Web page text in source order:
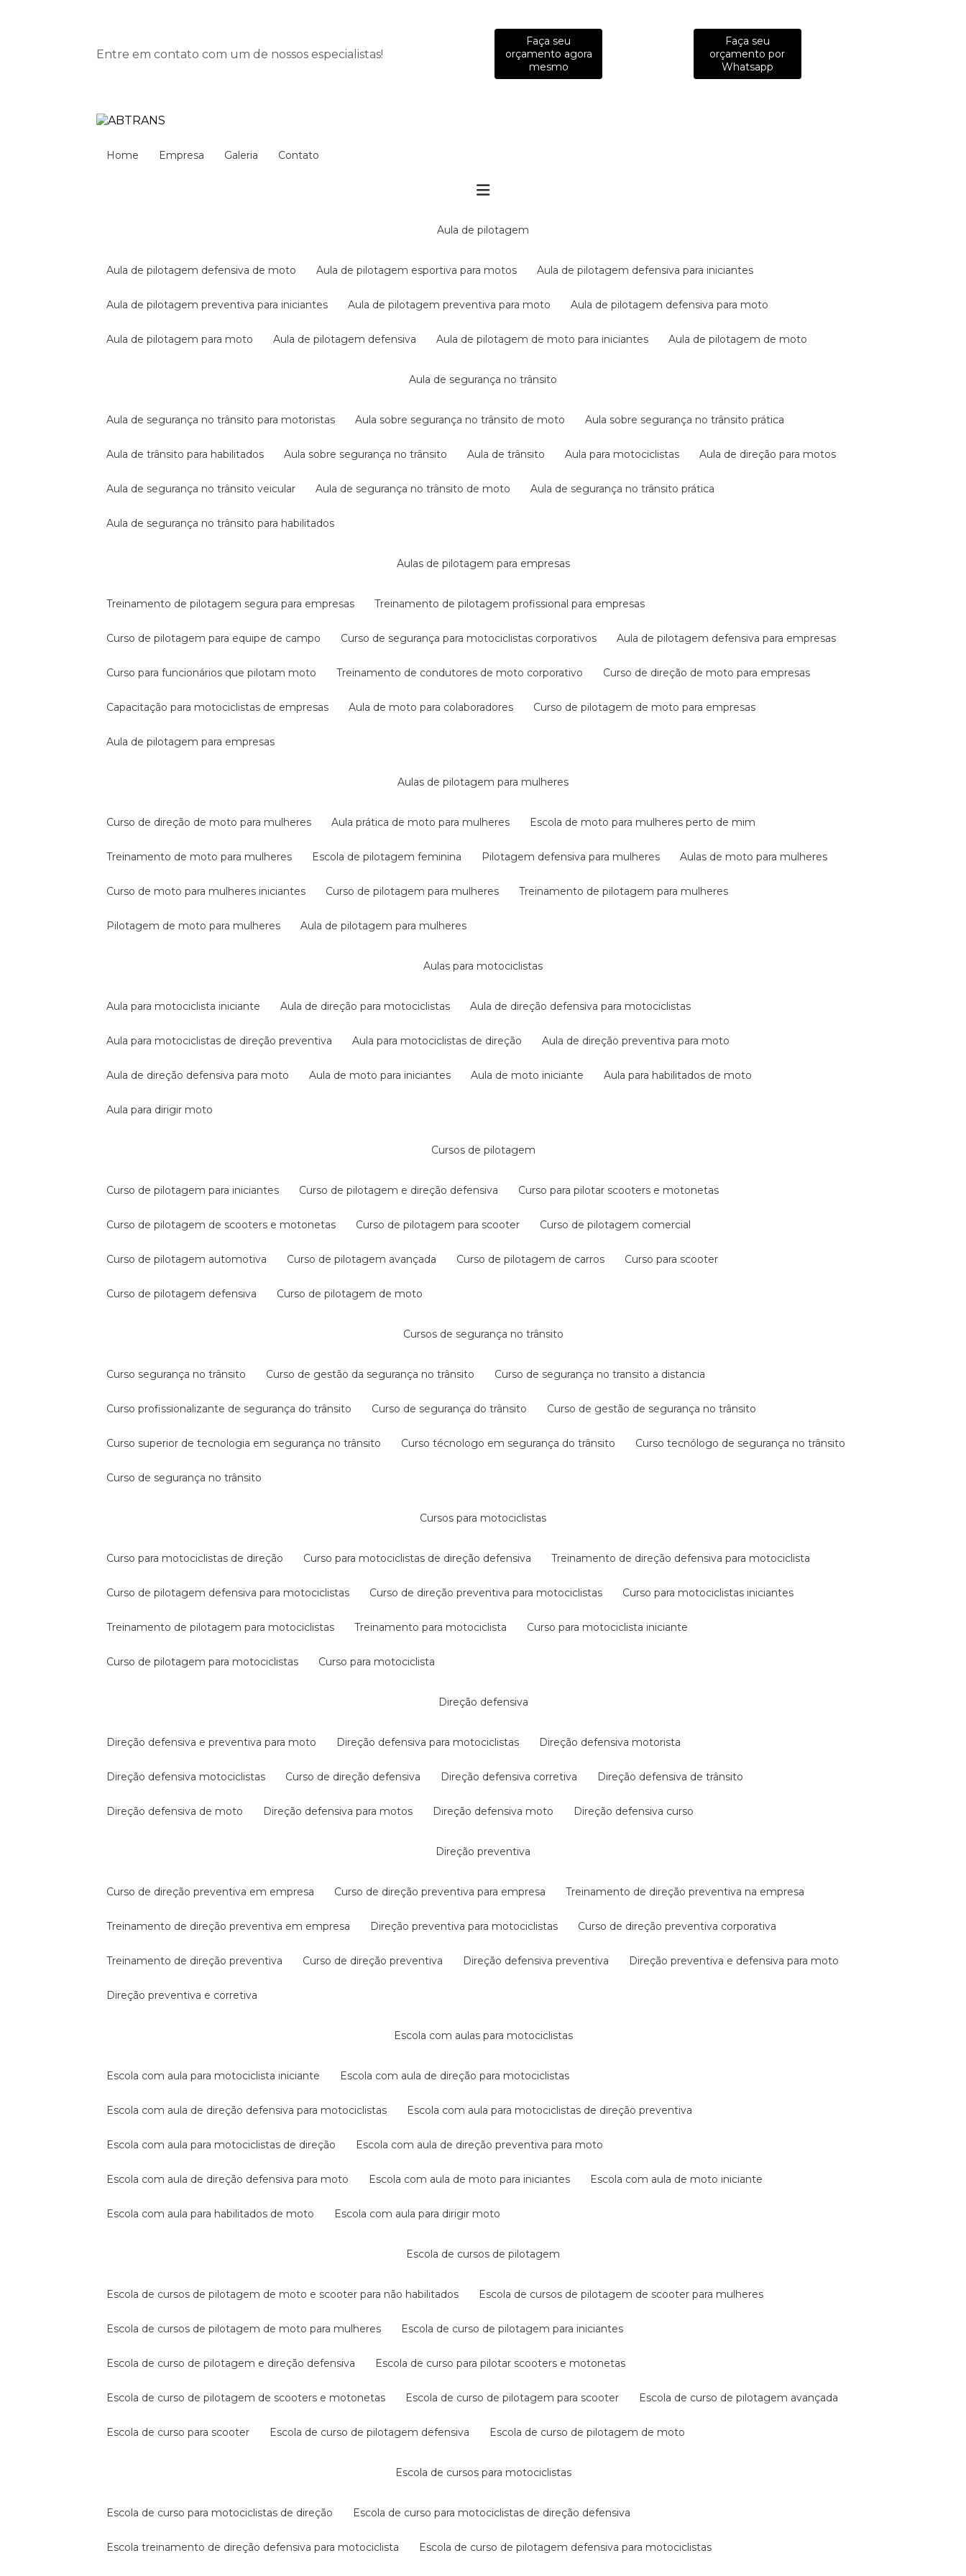
Entre em contato com um de nossos especialistas!
Faça seu
orçamento agora
mesmo
Faça seu
orçamento por
Whatsapp
Home Empresa Galeria Contato
aula de pilotagem
aula de pilotagem defensiva de moto aula de pilotagem esportiva para motos aula de pilotagem defensiva para iniciantes
aula de pilotagem preventiva para iniciantes aula de pilotagem preventiva para moto aula de pilotagem defensiva para moto
aula de pilotagem para moto aula de pilotagem defensiva aula de pilotagem de moto para iniciantes aula de pilotagem de moto
aula de segurança no trânsito
aula de segurança no trânsito para motoristas aula sobre segurança no trânsito de moto aula sobre segurança no trânsito prática
aula de trânsito para habilitados aula sobre segurança no trânsito aula de trânsito aula para motociclistas aula de direção para motos
aula de segurança no trânsito veicular aula de segurança no trânsito de moto aula de segurança no trânsito prática
aula de segurança no trânsito para habilitados
aulas de pilotagem para empresas
treinamento de pilotagem segura para empresas treinamento de pilotagem profissional para empresas
curso de pilotagem para equipe de campo curso de segurança para motociclistas corporativos aula de pilotagem defensiva para empresas
curso para funcionários que pilotam moto treinamento de condutores de moto corporativo curso de direção de moto para empresas
capacitação para motociclistas de empresas aula de moto para colaboradores curso de pilotagem de moto para empresas
aula de pilotagem para empresas
aulas de pilotagem para mulheres
curso de direção de moto para mulheres aula prática de moto para mulheres escola de moto para mulheres perto de mim
treinamento de moto para mulheres escola de pilotagem feminina pilotagem defensiva para mulheres aulas de moto para mulheres
curso de moto para mulheres iniciantes curso de pilotagem para mulheres treinamento de pilotagem para mulheres
pilotagem de moto para mulheres aula de pilotagem para mulheres
aulas para motociclistas
aula para motociclista iniciante aula de direção para motociclistas aula de direção defensiva para motociclistas
aula para motociclistas de direção preventiva aula para motociclistas de direção aula de direção preventiva para moto
aula de direção defensiva para moto aula de moto para iniciantes aula de moto iniciante aula para habilitados de moto
aula para dirigir moto
cursos de pilotagem
curso de pilotagem para iniciantes curso de pilotagem e direção defensiva curso para pilotar scooters e motonetas
curso de pilotagem de scooters e motonetas curso de pilotagem para scooter curso de pilotagem comercial
curso de pilotagem automotiva curso de pilotagem avançada curso de pilotagem de carros curso para scooter
curso de pilotagem defensiva curso de pilotagem de moto
cursos de segurança no trânsito
curso segurança no trânsito curso de gestão da segurança no trânsito curso de segurança no transito a distancia
curso profissionalizante de segurança do trânsito curso de segurança do trânsito curso de gestão de segurança no trânsito
curso superior de tecnologia em segurança no trânsito curso técnologo em segurança do trânsito curso tecnólogo de segurança no trânsito
curso de segurança no trânsito
cursos para motociclistas
curso para motociclistas de direção curso para motociclistas de direção defensiva treinamento de direção defensiva para motociclista
curso de pilotagem defensiva para motociclistas curso de direção preventiva para motociclistas curso para motociclistas iniciantes
treinamento de pilotagem para motociclistas treinamento para motociclista curso para motociclista iniciante
curso de pilotagem para motociclistas curso para motociclista
direção defensiva
direção defensiva e preventiva para moto direção defensiva para motociclistas direção defensiva motorista
direção defensiva motociclistas curso de direção defensiva direção defensiva corretiva direção defensiva de trânsito
direção defensiva de moto direção defensiva para motos direção defensiva moto direção defensiva curso
direção preventiva
curso de direção preventiva em empresa curso de direção preventiva para empresa treinamento de direção preventiva na empresa
treinamento de direção preventiva em empresa direção preventiva para motociclistas curso de direção preventiva corporativa
treinamento de direção preventiva curso de direção preventiva direção defensiva preventiva direção preventiva e defensiva para moto
direção preventiva e corretiva
escola com aulas para motociclistas
escola com aula para motociclista iniciante escola com aula de direção para motociclistas
escola com aula de direção defensiva para motociclistas escola com aula para motociclistas de direção preventiva
escola com aula para motociclistas de direção escola com aula de direção preventiva para moto
escola com aula de direção defensiva para moto escola com aula de moto para iniciantes escola com aula de moto iniciante
escola com aula para habilitados de moto escola com aula para dirigir moto
escola de cursos de pilotagem
escola de cursos de pilotagem de moto e scooter para não habilitados escola de cursos de pilotagem de scooter para mulheres
escola de cursos de pilotagem de moto para mulheres escola de curso de pilotagem para iniciantes
escola de curso de pilotagem e direção defensiva escola de curso para pilotar scooters e motonetas
escola de curso de pilotagem de scooters e motonetas escola de curso de pilotagem para scooter escola de curso de pilotagem avançada
escola de curso para scooter escola de curso de pilotagem defensiva escola de curso de pilotagem de moto
escola de cursos para motociclistas
escola de curso para motociclistas de direção escola de curso para motociclistas de direção defensiva
escola treinamento de direção defensiva para motociclista escola de curso de pilotagem defensiva para motociclistas